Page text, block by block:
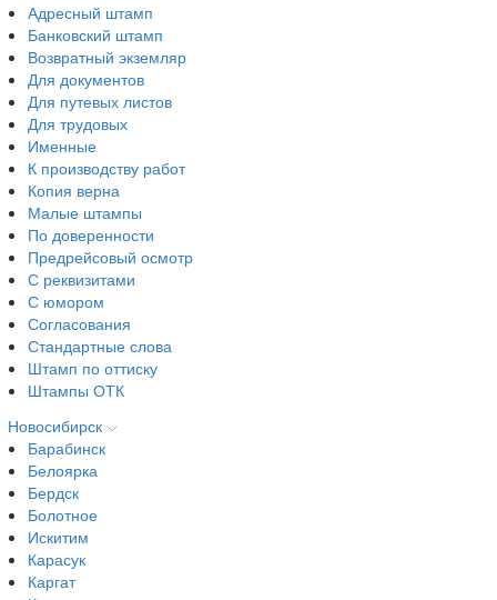
Адресный штамп
Банковский штамп
Возвратный экземляр
Для документов
Для путевых листов
Для трудовых
Именные
К производству работ
Копия верна
Малые штампы
По доверенности
Предрейсовый осмотр
С реквизитами
С юмором
Согласования
Стандартные слова
Штамп по оттиску
Штампы ОТК
Новосибирск
Барабинск
Белоярка
Бердск
Болотное
Искитим
Карасук
Каргат